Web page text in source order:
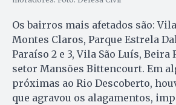
Os bairros mais afetados são:
Montes Claros, Parque Estrela
Paraíso 2 e 3, Vila São Luís, Beira
setor Mansões Bittencourt. Em
próximas ao Rio Descoberto,
que agravou os alagamentos,